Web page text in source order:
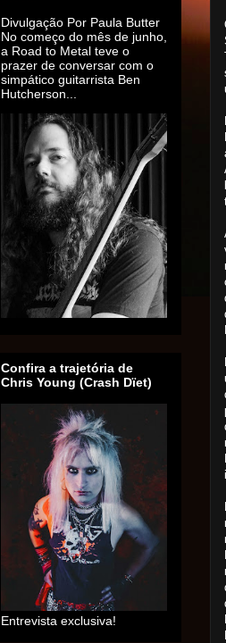
Divulgação Por Paula Butter
No começo do mês de junho,
a Road to Metal teve o
prazer de conversar com o
simpático guitarrista Ben
Hutcherson...
Confira a trajetória de
Chris Young (Crash Dïet)
Entrevista exclusiva!